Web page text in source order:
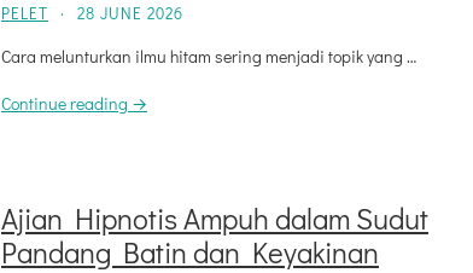
PELET · 28 JUNE 2026
Cara melunturkan ilmu hitam sering menjadi topik yang …
Continue reading →
Ajian Hipnotis Ampuh dalam Sudut
Pandang Batin dan Keyakinan